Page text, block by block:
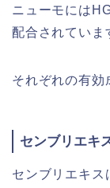
ニューモには
配合されていま
それぞれの有効
センブリエキ
センブリエキス